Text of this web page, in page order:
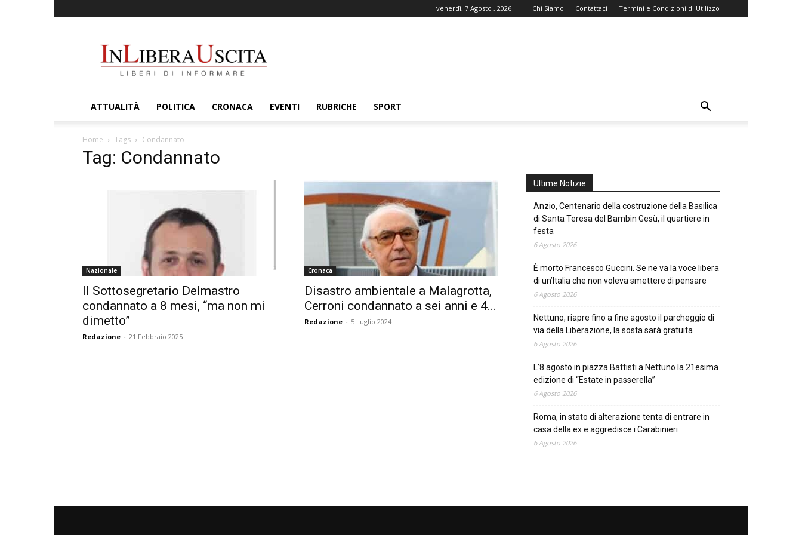
venerdì, 7 Agosto , 2026 Chi Siamo Contattaci Termini e Condizioni di Utilizzo
ATTUALITÀ POLITICA CRONACA EVENTI RUBRICHE SPORT
Home Tags Condannato
Tag: Condannato
Nazionale
Il Sottosegretario Delmastro
condannato a 8 mesi, “ma non mi
dimetto”
Redazione - 21 Febbraio 2025
Cronaca
Disastro ambientale a Malagrotta,
Cerroni condannato a sei anni e 4...
Redazione - 5 Luglio 2024
Ultime Notizie
Anzio, Centenario della costruzione della Basilica
di Santa Teresa del Bambin Gesù, il quartiere in
festa
6 Agosto 2026
È morto Francesco Guccini. Se ne va la voce libera
di un’Italia che non voleva smettere di pensare
6 Agosto 2026
Nettuno, riapre fino a fine agosto il parcheggio di
via della Liberazione, la sosta sarà gratuita
6 Agosto 2026
L’8 agosto in piazza Battisti a Nettuno la 21esima
edizione di “Estate in passerella”
6 Agosto 2026
Roma, in stato di alterazione tenta di entrare in
casa della ex e aggredisce i Carabinieri
6 Agosto 2026